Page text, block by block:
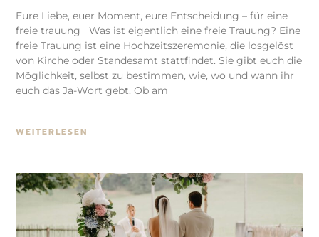
Eure Liebe, euer Moment, eure Entscheidung – für eine
freie trauung Was ist eigentlich eine freie Trauung? Eine
freie Trauung ist eine Hochzeitszeremonie, die losgelöst
von Kirche oder Standesamt stattfindet. Sie gibt euch die
Möglichkeit, selbst zu bestimmen, wie, wo und wann ihr
euch das Ja-Wort gebt. Ob am
WEITERLESEN